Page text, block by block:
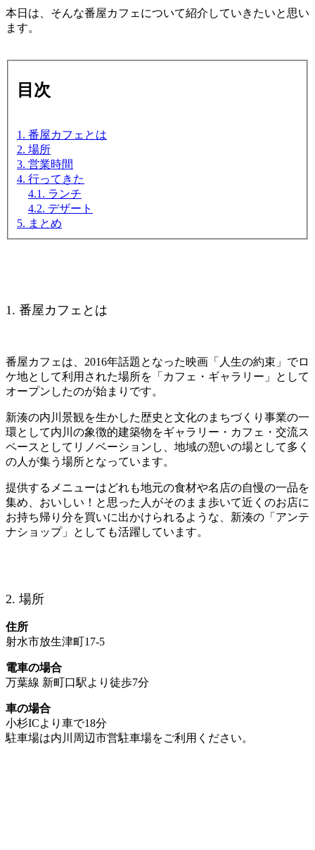
本日は、そんな番屋カフェについて紹介していきたいと思い
ます。
目次
1. 番屋カフェとは
2. 場所
3. 営業時間
4. 行ってきた
4.1. ランチ
4.2. デザート
5. まとめ
1. 番屋カフェとは
番屋カフェは、2016年話題となった映画「人生の約束」でロ
ケ地として利用された場所を「カフェ・ギャラリー」として
オープンしたのが始まりです。
新湊の内川景観を生かした歴史と文化のまちづくり事業の一
環として内川の象徴的建築物をギャラリー・カフェ・交流ス
ペースとしてリノベーションし、地域の憩いの場として多く
の人が集う場所となっています。
提供するメニューはどれも地元の食材や名店の自慢の一品を
集め、おいしい！と思った人がそのまま歩いて近くのお店に
お持ち帰り分を買いに出かけられるような、新湊の「アンテ
ナショップ」としても活躍しています。
2. 場所
住所
射水市放生津町17-5
電車の場合
万葉線 新町口駅より徒歩7分
車の場合
小杉ICより車で18分
駐車場は内川周辺市営駐車場をご利用ください。